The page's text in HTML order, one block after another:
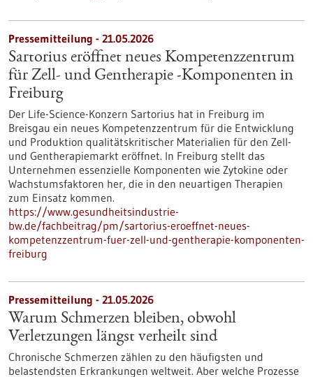
Pressemitteilung - 21.05.2026
Sartorius eröffnet neues Kompetenzzentrum
für Zell- und Gentherapie ‑Komponenten in
Freiburg
Der Life-Science-Konzern Sartorius hat in Freiburg im
Breisgau ein neues Kompetenzzentrum für die Entwicklung
und Produktion qualitätskritischer Materialien für den Zell-
und Gentherapiemarkt eröffnet. In Freiburg stellt das
Unternehmen essenzielle Komponenten wie Zytokine oder
Wachstumsfaktoren her, die in den neuartigen Therapien
zum Einsatz kommen.
https://www.gesundheitsindustrie-
bw.de/fachbeitrag/pm/sartorius-eroeffnet-neues-
kompetenzzentrum-fuer-zell-und-gentherapie-komponenten-
freiburg
Pressemitteilung - 21.05.2026
Warum Schmerzen bleiben, obwohl
Verletzungen längst verheilt sind
Chronische Schmerzen zählen zu den häufigsten und
belastendsten Erkrankungen weltweit. Aber welche Prozesse